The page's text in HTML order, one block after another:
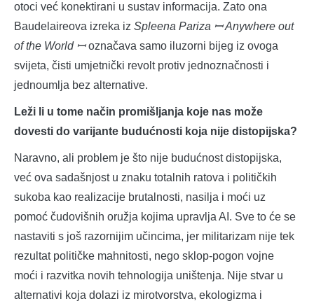
otoci već konektirani u sustav informacija. Zato ona
Baudelaireova izreka iz Spleena Pariza ꟷ Anywhere out
of the World ꟷoznačava samo iluzorni bijeg iz ovoga
svijeta, čisti umjetnički revolt protiv jednoznačnosti i
jednoumlja bez alternative.
Leži li u tome način promišljanja koje nas može
dovesti do varijante budućnosti koja nije distopijska?
Naravno, ali problem je što nije budućnost distopijska,
već ova sadašnjost u znaku totalnih ratova i političkih
sukoba kao realizacije brutalnosti, nasilja i moći uz
pomoć čudovišnih oružja kojima upravlja AI. Sve to će se
nastaviti s još razornijim učincima, jer militarizam nije tek
rezultat političke mahnitosti, nego sklop-pogon vojne
moći i razvitka novih tehnologija uništenja. Nije stvar u
alternativi koja dolazi iz mirotvorstva, ekologizma i